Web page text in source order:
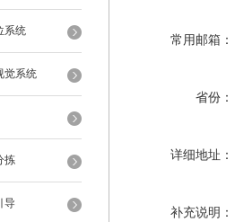
系统
觉系统
拣
导
常用邮箱：
省份：
详细地址：
补充说明：